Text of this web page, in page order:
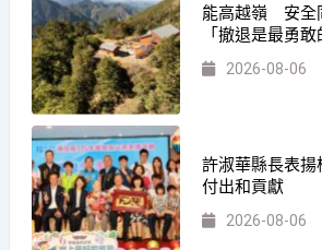
能高越嶺 安
「撤退是最勇敢
2026-08-06
許淑華縣長表
付出和貢獻
2026-08-06